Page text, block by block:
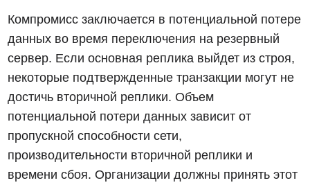
Компромисс заключается в потенциальной потере
данных во время переключения на резервный
сервер. Если основная реплика выйдет из строя,
некоторые подтвержденные транзакции могут не
достичь вторичной реплики. Объем
потенциальной потери данных зависит от
пропускной способности сети,
производительности вторичной реплики и
времени сбоя. Организации должны принять этот